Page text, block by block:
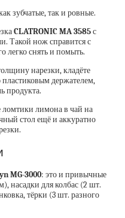
зубчатые, так и ровные.
CLATRONIC MA 3585с
Такой нож справится с
легко снять и помыть.
нарезки, кладёте
держателем,
продукта.
ломтики лимона в чай на
стол ещё и аккуратно
MG-3000: это и привычные
насадки для колбас (2 шт.
тёрки (3 шт. разного